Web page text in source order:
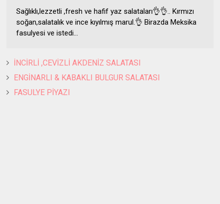
Sağlıklı,lezzetli ,fresh ve hafif yaz salataları👌👌.. Kırmızı
soğan,salatalık ve ince kıyılmış marul.👌 Birazda Meksika
fasulyesi ve istedi...
İNCİRLİ ,CEVİZLİ AKDENİZ SALATASI
ENGİNARLI & KABAKLI BULGUR SALATASI
FASULYE PİYAZI